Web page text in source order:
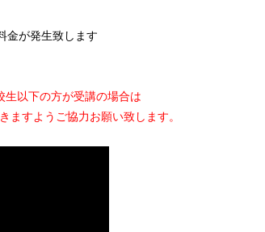
金が発生致します
以下の方が受講の場合は
ますようご協力お願い致します。